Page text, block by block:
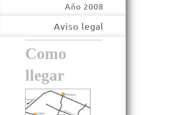
Año 2008
Aviso legal
Como
llegar